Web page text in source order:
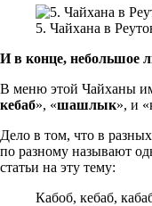
5. Чайхана в
И в конце, небольшое
В меню этой Чайханы
кебаб», «шашлык», и
Дело в том, что в
по разному называют
статьи на эту тему:
Кабоб, кебаб,